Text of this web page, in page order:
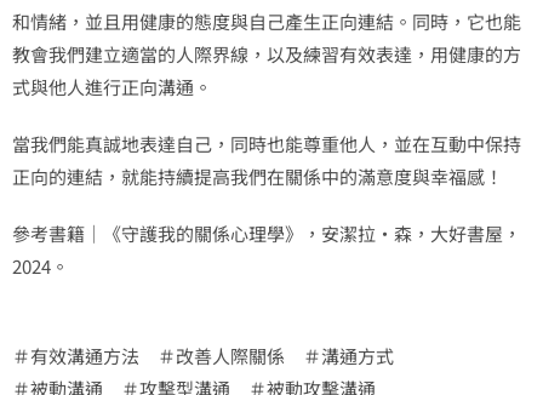
和情緒，並且用健康的態度與自己產生正向連結。同時，它也能
教會我們建立適當的人際界線，以及練習有效表達，用健康的方
式與他人進行正向溝通。
當我們能真誠地表達自己，同時也能尊重他人，並在互動中保持
正向的連結，就能持續提高我們在關係中的滿意度與幸福感！
參考書籍｜《守護我的關係心理學》，安潔拉‧森，大好書屋，
2024。
＃有效溝通方法 ＃改善人際關係 ＃溝通方式
＃被動溝通 ＃攻擊型溝通 ＃被動攻擊溝通